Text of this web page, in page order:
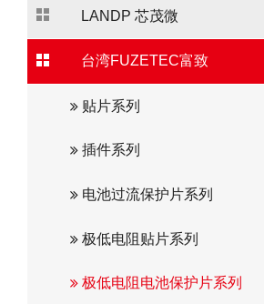
LANDP 芯茂微
台湾FUZETEC富致
贴片系列
插件系列
电池过流保护片系列
极低电阻贴片系列
极低电阻电池保护片系列